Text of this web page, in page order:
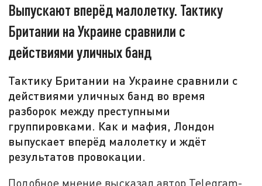
Выпускают вперёд малолетку. Тактику
Британии на Украине сравнили с
действиями уличных банд
Тактику Британии на Украине сравнили с
действиями уличных банд во время
разборок между преступными
группировками. Как и мафия, Лондон
выпускает вперёд малолетку и ждёт
результатов провокации.
Подобное мнение высказал автор Telegram-